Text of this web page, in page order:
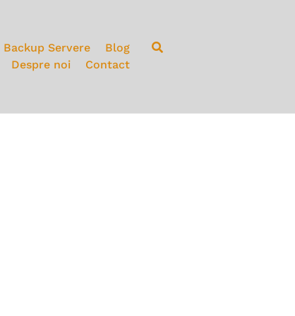
Backup Servere
Blog
Despre noi Contact